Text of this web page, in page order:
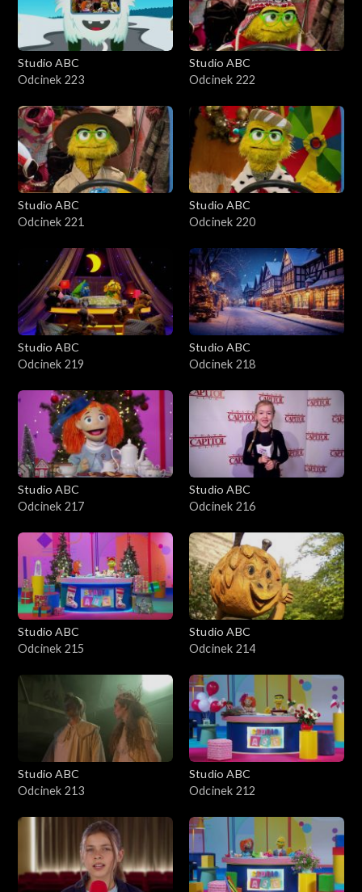
Studio ABC
Odcinek 223
Studio ABC
Odcinek 222
Studio ABC
Odcinek 221
Studio ABC
Odcinek 220
Studio ABC
Odcinek 219
Studio ABC
Odcinek 218
Studio ABC
Odcinek 217
Studio ABC
Odcinek 216
Studio ABC
Odcinek 215
Studio ABC
Odcinek 214
Studio ABC
Odcinek 213
Studio ABC
Odcinek 212